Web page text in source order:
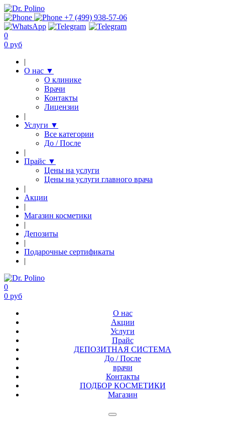
+7 (499) 938-57-06
0
0 руб
|
О нас ▼
О клинике
Врачи
Контакты
Лицензии
|
Услуги ▼
Все категории
До / После
|
Прайс ▼
Цены на услуги
Цены на услуги главного врача
|
Акции
|
Магазин косметики
|
Депозиты
|
Подарочные сертификаты
|
0
0 руб
О нас
Акции
Услуги
Прайс
ДЕПОЗИТНАЯ СИСТЕМА
До / После
врачи
Контакты
ПОДБОР КОСМЕТИКИ
Магазин